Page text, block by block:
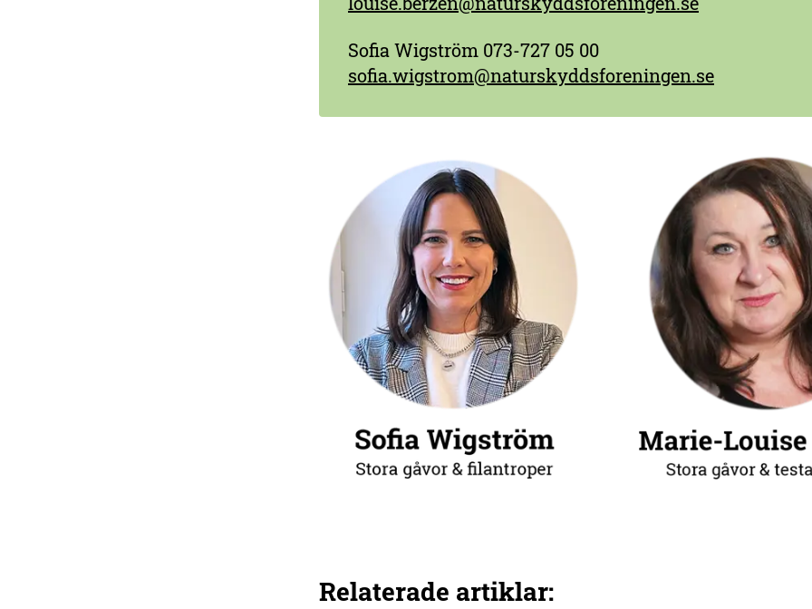
Sofia Wigström 073-727 05 00
sofia.wigstrom@naturskyddsforeningen.se
Relaterade artiklar: